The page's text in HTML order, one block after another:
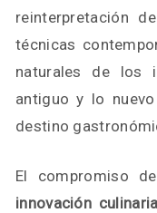
reinterpretación
técnicas
naturales de los
antiguo y lo
destino
El compromiso
innovación culinaria